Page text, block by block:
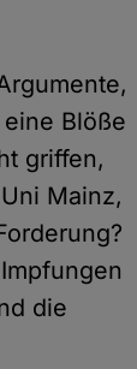
Blöße
griffen,
Mainz,
die